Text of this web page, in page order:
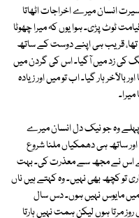
انسان میرے اخراجات اٹھاتا
ہم پر پھر قیامت ٹوٹ پڑی۔ ہوا یوں کہ میرا چھوٹا
سہارا بھی تھا، قریب ہی اپنے دوست کے ساتھ
کی زد میں آگیا۔ اس کی گردن میں
رہا اور بالآخر ہار گیا۔ اب تو میں اور زیادہ
میرا۔
پہلے وہ جو نیک دل انسان میرے
ساتھ ہی دھمکیاں ملنا شروع
اس نے مجھ سے معذرت کی۔ بہت
تو کچھ بھی نہیں۔ وہ کہتے ہیں ناں
مایوس نہیں ہوں۔ دس سال
مرتا ہوں لیکن ہمت نہیں ہارتا